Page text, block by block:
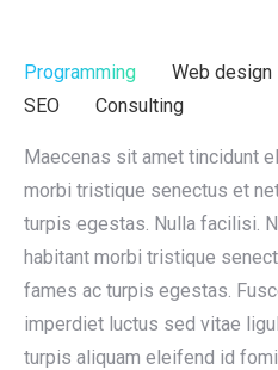
Programming Web design
SEO
Consulting
Maecenas sit amet tincidunt
morbi tristique senectus et
turpis egestas. Nulla facilisi.
habitant morbi tristique
fames ac turpis egestas.
imperdiet luctus sed vitae
turpis aliquam eleifend id